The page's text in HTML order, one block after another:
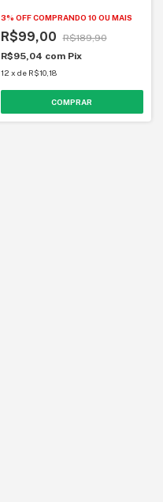
3% OFF COMPRANDO 10 OU MAIS
R$99,00
R$189,90
R$95,04 com Pix
12 x de R$10,18